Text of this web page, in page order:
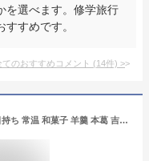
を選べます。修学旅行
すめです。
てのおすすめコメント (14件) >
母の日 ギフト 花以外 手土産 お供え 日持ち 常温 和菓子 羊羹 本葛 吉野葛 葛菓子 葛ようかん 葛羊羹 小倉 柿 抹茶 ゆず 桜 栗 練 10個入 本家 舟形家 送料無料 お取り寄せ お返し 内祝 初盆 詰合せ 人気 御供 奈良土産 お返し 母の日 父の日